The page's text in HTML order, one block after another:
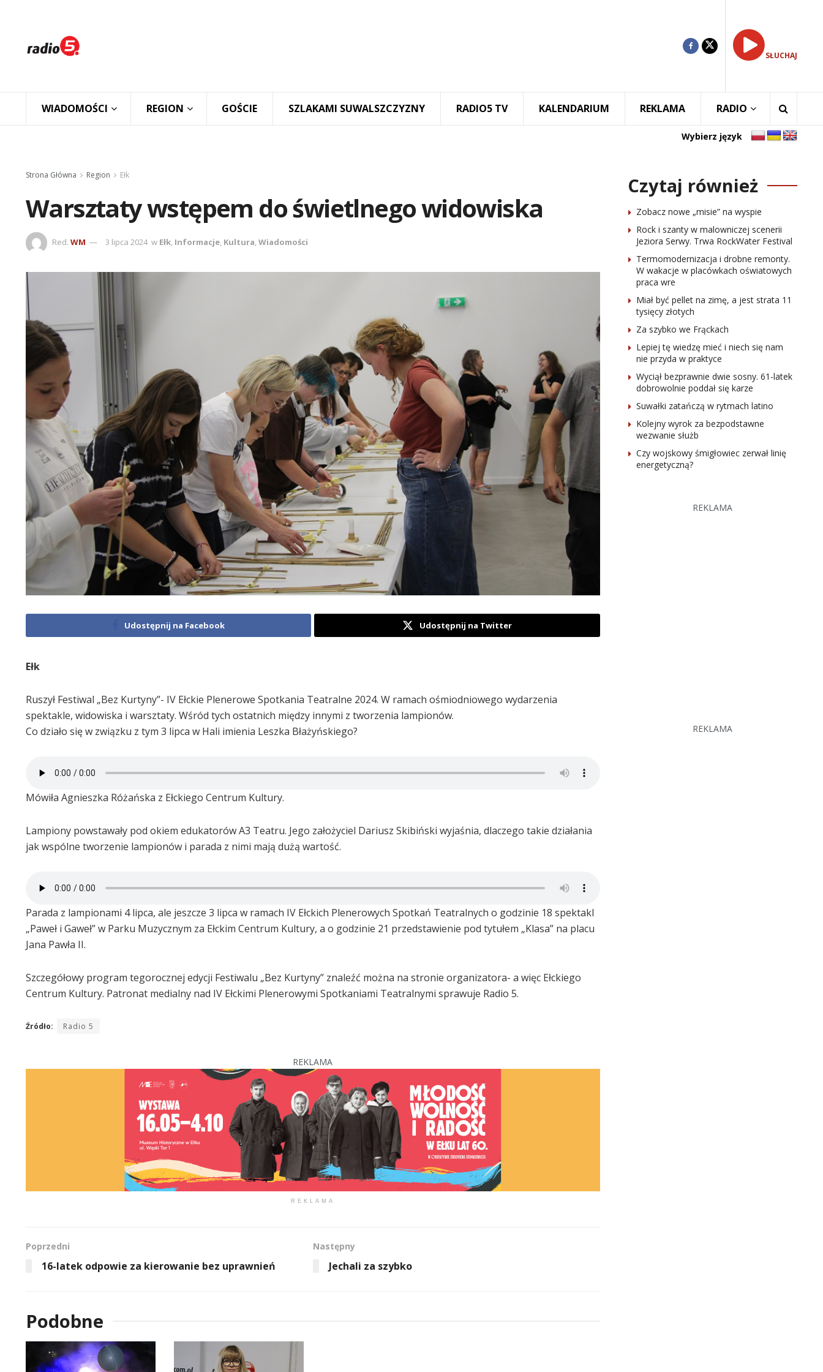
SŁUCHAJ
WIADOMOŚCI REGION GOŚCIE SZLAKAMI SUWALSZCZYZNY RADIO5 TV KALENDARIUM REKLAMA RADIO
Wybierz język
Strona Główna Region Ełk
Warsztaty wstępem do świetlnego widowiska
Red. WM 3 lipca 2024 w Ełk, Informacje, Kultura,Wiadomości
Udostępnij na Facebook Udostępnij na Twitter
Ełk
Ruszył Festiwal „Bez Kurtyny”- IV Ełckie Plenerowe Spotkania Teatralne 2024. W ramach ośmiodniowego wydarzenia
spektakle, widowiska i warsztaty. Wśród tych ostatnich między innymi z tworzenia lampionów.
Co działo się w związku z tym 3 lipca w Hali imienia Leszka Błażyńskiego?
Mówiła Agnieszka Różańska z Ełckiego Centrum Kultury.
Lampiony powstawały pod okiem edukatorów A3 Teatru. Jego założyciel Dariusz Skibiński wyjaśnia, dlaczego takie działania
jak wspólne tworzenie lampionów i parada z nimi mają dużą wartość.
Parada z lampionami 4 lipca, ale jeszcze 3 lipca w ramach IV Ełckich Plenerowych Spotkań Teatralnych o godzinie 18 spektakl
„Paweł i Gaweł” w Parku Muzycznym za Ełckim Centrum Kultury, a o godzinie 21 przedstawienie pod tytułem „Klasa” na placu
Jana Pawła II.
Szczegółowy program tegorocznej edycji Festiwalu „Bez Kurtyny” znaleźć można na stronie organizatora- a więc Ełckiego
Centrum Kultury. Patronat medialny nad IV Ełckimi Plenerowymi Spotkaniami Teatralnymi sprawuje Radio 5.
Źródło: Radio 5
REKLAMA
REKLAMA
Poprzedni
16-latek odpowie za kierowanie bez uprawnień
Następny
Jechali za szybko
Podobne
Czytaj również
Zobacz nowe „misie” na wyspie
Rock i szanty w malowniczej scenerii
Jeziora Serwy. Trwa RockWater Festival
Termomodernizacja i drobne remonty.
W wakacje w placówkach oświatowych
praca wre
Miał być pellet na zimę, a jest strata 11
tysięcy złotych
Za szybko we Frąckach
Lepiej tę wiedzę mieć i niech się nam
nie przyda w praktyce
Wyciął bezprawnie dwie sosny. 61-latek
dobrowolnie poddał się karze
Suwałki zatańczą w rytmach latino
Kolejny wyrok za bezpodstawne
wezwanie służb
Czy wojskowy śmigłowiec zerwał linię
energetyczną?
REKLAMA
REKLAMA